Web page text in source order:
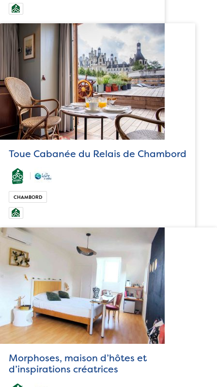
Toue Cabanée du Relais de Chambord
CHAMBORD
Morphoses, maison d’hôtes et
d’inspirations créatrices